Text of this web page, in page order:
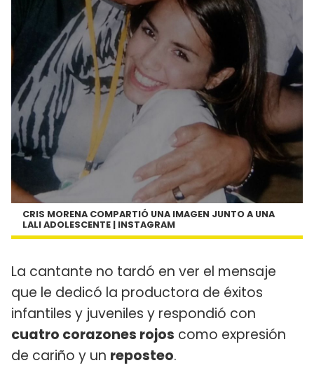
CRIS MORENA COMPARTIÓ UNA IMAGEN JUNTO A UNA
LALI ADOLESCENTE | INSTAGRAM
La cantante no tardó en ver el mensaje
que le dedicó la productora de éxitos
infantiles y juveniles y respondió con
cuatro corazones rojos como expresión
de cariño y un reposteo.